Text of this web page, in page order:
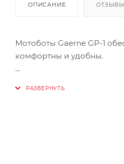
ОПИСАНИЕ ОТЗЫВЫ
Мотоботы Gaerne GP-1
комфортны и удобны.